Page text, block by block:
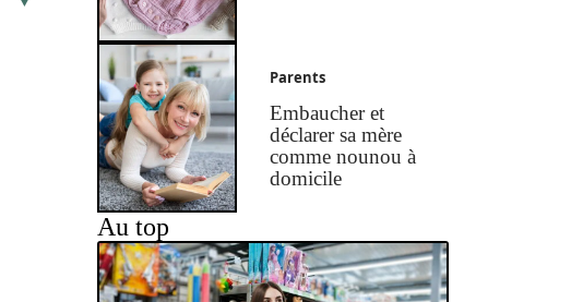
Parents
Embaucher et
déclarer sa mère
comme nounou à
domicile
Au top